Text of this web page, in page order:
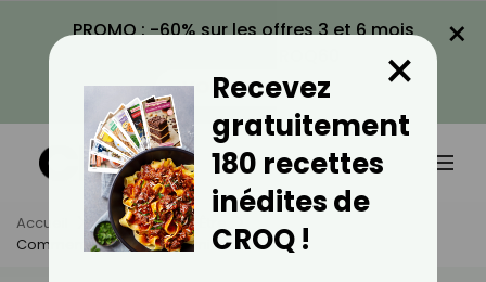
PROMO : -60% sur les offres 3 et 6 mois
VOIR LA PROMO
×
Accueil Actus
Bien-Être
Comment Bien Utiliser L'arnica ?
Recevez
gratuitement
180 recettes
inédites de
CROQ !
×